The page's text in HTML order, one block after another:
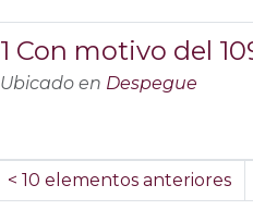
1 Con motivo del
Ubicado en Despegue
< 10 elementos anteriores